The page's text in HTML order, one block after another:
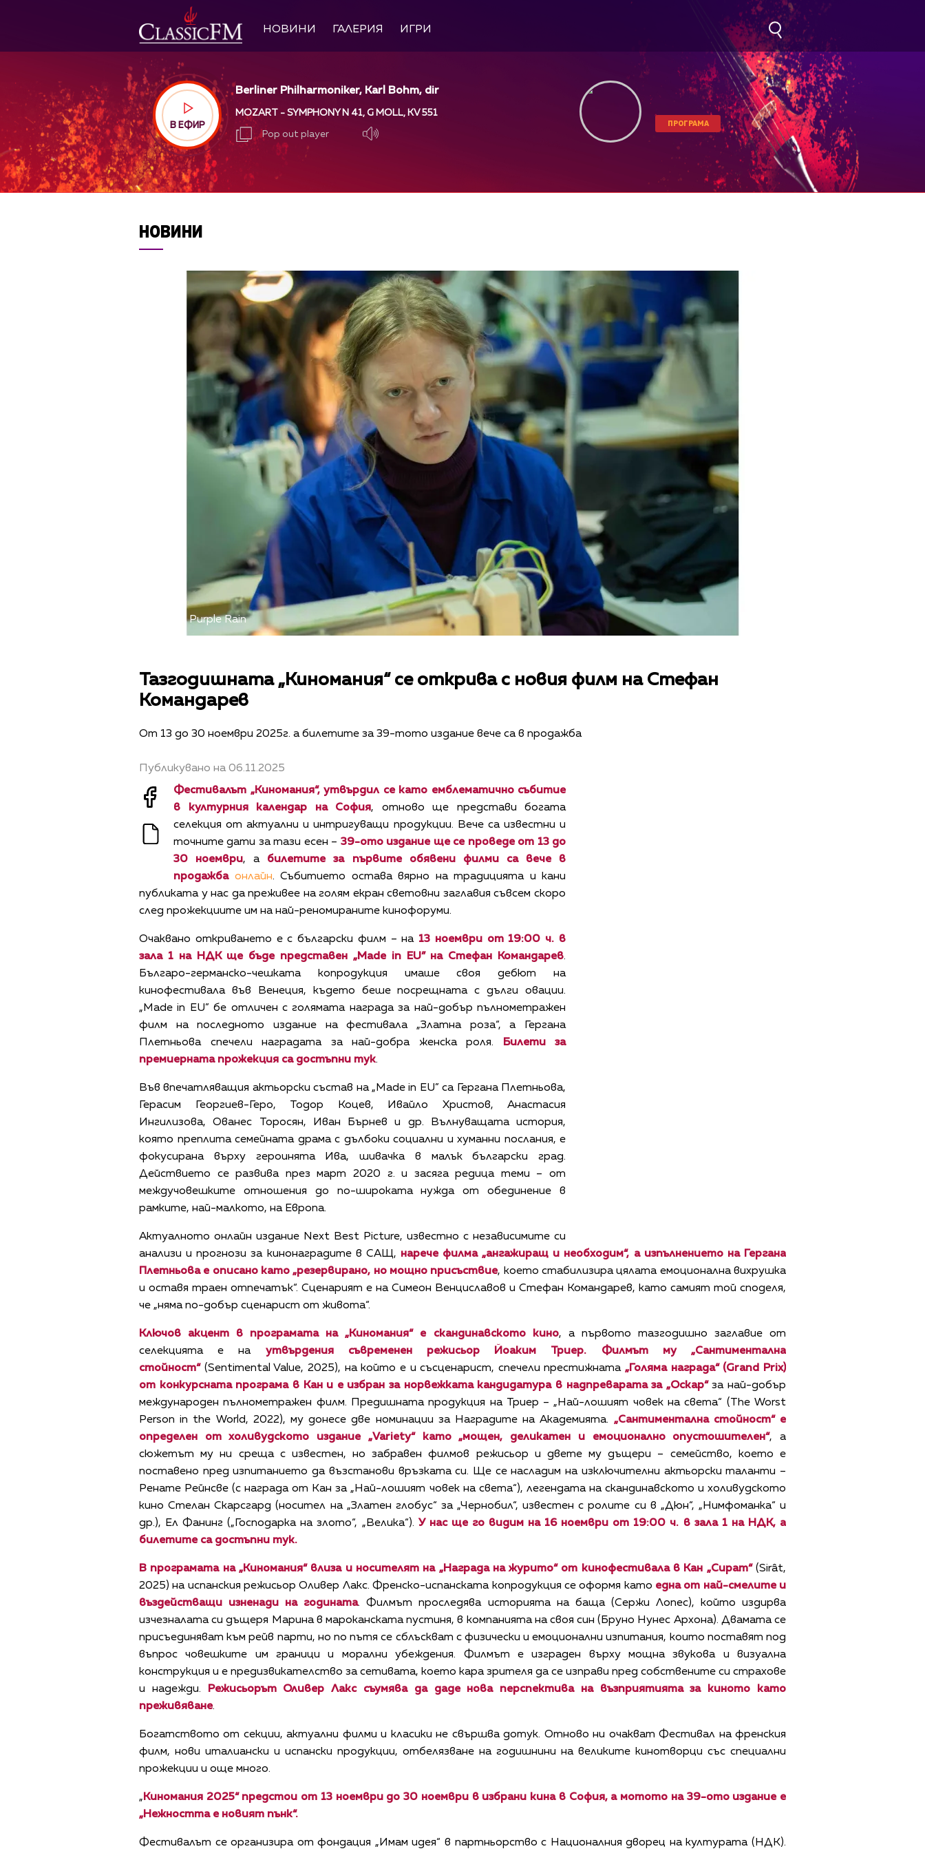
НОВИНИ ГАЛЕРИЯ ИГРИ
В ЕФИР
Berliner Philharmoniker, Karl Bohm, dir
MOZART - SYMPHONY N 41, G MOLL, KV 551
Pop out player
ПРОГРАМА
НОВИНИ
Снимка: Purple Rain
Тазгодишната „Киномания“ се открива с новия филм на Стефан
Командарев
От 13 до 30 ноември 2025г. а билетите за 39-тото издание вече са в продажба
Публикувано на 06.11.2025
Фестивалът „Киномания“, утвърдил се като емблематично събитие
в културния календар на София, отново ще представи богата
селекция от актуални и интригуващи продукции. Вече са известни и
точните дати за тази есен – 39-ото издание ще се проведе от 13 до
30 ноември, а билетите за първите обявени филми са вече в
продажба онлайн. Събитието остава вярно на традицията и кани
публиката у нас да преживее на голям екран световни заглавия съвсем скоро
след прожекциите им на най-реномираните кинофоруми.
Очаквано откриването е с български филм – на 13 ноември от 19:00 ч. в
зала 1 на НДК ще бъде представен „Made in EU” на Стефан Командарев.
Българо-германско-чешката копродукция имаше своя дебют на
кинофестивала във Венеция, където беше посрещната с дълги овации.
„Made in EU” бе отличен с голямата награда за най-добър пълнометражен
филм на последното издание на фестивала „Златна роза“, а Гергана
Плетньова спечели наградата за най-добра женска роля.
Билети за
премиерната прожекция са достъпни тук.
Във впечатляващия актьорски състав на „Made in EU” са Гергана Плетньова,
Герасим Георгиев-Геро, Тодор Коцев, Ивайло Христов, Анастасия
Ингилизова, Ованес Торосян, Иван Бърнев и др. Вълнуващата история,
която преплита семейната драма с дълбоки социални и хуманни послания, е
фокусирана върху героинята Ива, шивачка в малък български град.
Действието се развива през март 2020 г. и засяга редица теми – от
междучовешките отношения до по-широката нужда от обединение в
рамките, най-малкото, на Европа.
Актуалното онлайн издание Next Best Picture, известно с независимите си
анализи и прогнози за кинонаградите в САЩ, нарече филма „ангажиращ и необходим“, а изпълнението на Гергана
Плетньова е описано като „резервирано, но мощно присъствие, което стабилизира цялата емоционална вихрушка
и оставя траен отпечатък“. Сценарият е на Симеон Венциславов и Стефан Командарев, като самият той споделя,
че „няма по-добър сценарист от живота“.
Ключов акцент в програмата на „Киномания“ е скандинавското кино, а първото тазгодишно заглавие от
селекцията е на утвърдения съвременен режисьор Йоаким Триер. Филмът му „Сантиментална
стойност“ (Sentimental Value, 2025), на който е и съсценарист, спечели престижната„Голяма награда“ (Grand Prix)
от конкурсната програма в Кан и е избран за норвежката кандидатура в надпреварата за „Оскар“за най-добър
международен пълнометражен филм. Предишната продукция на Триер – „Най-лошият човек на света“ (The Worst
Person in the World, 2022), му донесе две номинации за Наградите на Академията. „Сантиментална стойност“ е
определен от холивудското издание „Variety“ като „мощен, деликатен и емоционално опустошителен“, а
сюжетът му ни среща с известен, но забравен филмов режисьор и двете му дъщери – семейство, което е
поставено пред изпитанието да възстанови връзката си. Ще се насладим на изключителни актьорски таланти –
Ренате Рейнсве (с награда от Кан за „Най-лошият човек на света“), легендата на скандинавското и холивудското
кино Стелан Скарсгард (носител на „Златен глобус“ за „Чернобил“, известен с ролите си в „Дюн“, „Нимфоманка“ и
др.), Ел Фанинг („Господарка на злото“, „Велика“). У нас ще го видим на 16 ноември от 19:00 ч. в зала 1 на НДК, а
билетите са достъпни тук.
В програмата на „Киномания“ влиза и носителят на „Награда на журито“ от кинофестивала в Кан „Сират“(Sirât,
2025) на испанския режисьор Оливер Лакс. Френско-испанската копродукция се оформя като една от най-смелите и
въздействащи изненади на годината. Филмът проследява историята на баща (Сержи Лопес), който издирва
изчезналата си дъщеря Марина в мароканската пустиня, в компанията на своя син (Бруно Нунес Архона). Двамата се
присъединяват към рейв парти, но по пътя се сблъскват с физически и емоционални изпитания, които поставят под
въпрос човешките им граници и морални убеждения. Филмът е изграден върху мощна звукова и визуална
конструкция и е предизвикателство за сетивата, което кара зрителя да се изправи пред собствените си страхове
и надежди.
Режисьорът Оливер Лакс съумява да даде нова перспектива на възприятията за киното като
преживяване.
Богатството от секции, актуални филми и класики не свършва дотук. Отново ни очакват Фестивал на френския
филм, нови италиански и испански продукции, отбелязване на годишнини на великите кинотворци със специални
прожекции и още много.
„ Киномания 2025“ предстои от 13 ноември до 30 ноември в избрани кина в София, а мотото на 39-ото издание е
„Нежността е новият пънк“.
Фестивалът се организира от фондация „Имам идея“ в партньорство с Националния дворец на културата (НДК).